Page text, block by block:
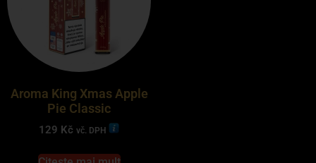
Aroma King Xmas Apple
Pie Classic
129 Kč vč. DPH